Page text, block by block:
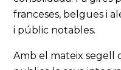
franceses, belgues i
i públic notables.
Amb el mateix segell